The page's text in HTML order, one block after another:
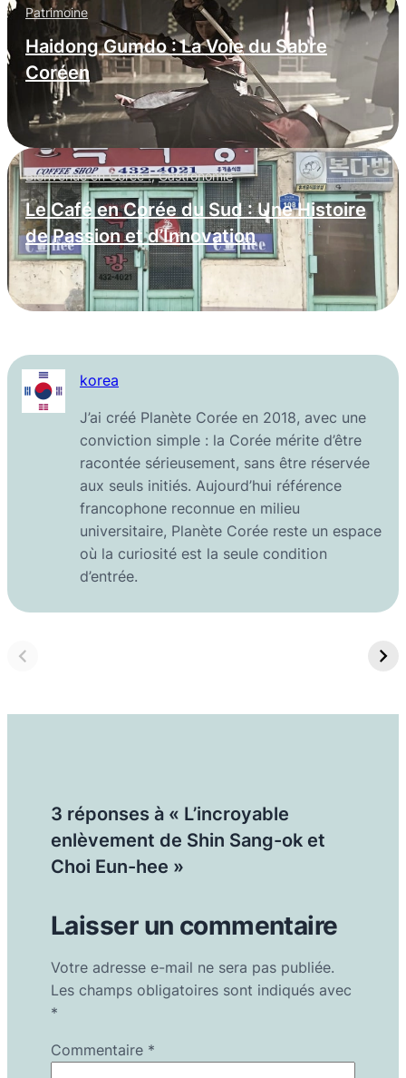
Patrimoine
Haidong Gumdo : La Voie du Sabre
Coréen
Bienvenue en Corée !,Gastronomie
Le Café en Corée du Sud : Une Histoire
de Passion et d’Innovation
korea
J’ai créé Planète Corée en 2018, avec une
conviction simple : la Corée mérite d’être
racontée sérieusement, sans être réservée
aux seuls initiés. Aujourd’hui référence
francophone reconnue en milieu
universitaire, Planète Corée reste un espace
où la curiosité est la seule condition
d’entrée.
3 réponses à « L’incroyable
enlèvement de Shin Sang-ok et
Choi Eun-hee »
Laisser un commentaire
Votre adresse e-mail ne sera pas publiée.
Les champs obligatoires sont indiqués avec
*
Commentaire *